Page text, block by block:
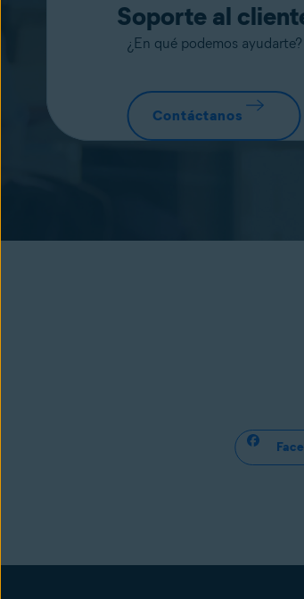
Soporte al
¿En qué podemos ayudarte?
Contáctanos